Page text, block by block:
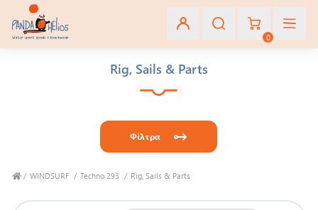
Εγγραφή
Σύνδεση
Αγαπημένα(0)
0
Rig, Sails & Parts
Φίλτρα
/ WINDSURF / Techno 293 / Rig, Sails & Parts